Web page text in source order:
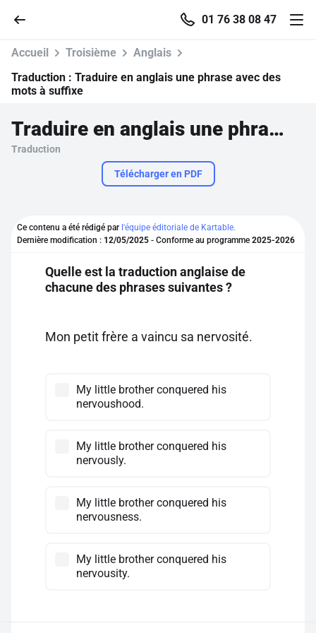
01 76 38 08 47
Parcourir
Se connecter
S'inscrire gratuitement
Accueil Troisième
Anglais
Traduction : Traduire en anglais une phrase avec des
mots à suffixe
Traduire en anglais une phrase avec des mots à suffixe
Traduction
Télécharger en PDF
Ce contenu a été rédigé par l'équipe éditoriale de Kartable.
Dernière modification : 12/05/2025 - Conforme au programme 2025-2026
Quelle est la traduction anglaise de
chacune des phrases suivantes ?
Mon petit frère a vaincu sa nervosité.
My little brother conquered his
nervoushood.
My little brother conquered his
nervously.
My little brother conquered his
nervousness.
My little brother conquered his
nervousity.